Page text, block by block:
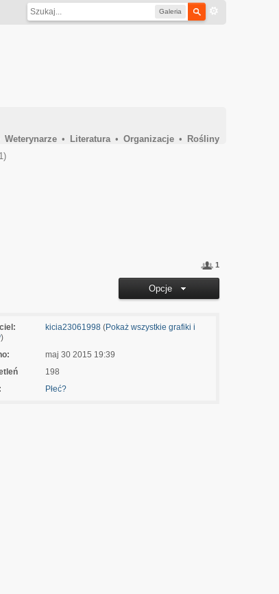
Galeria
Weterynarze • Literatura • Organizacje •
Rośliny
1
Opcje
kicia23061998(Pokaż wszystkie grafiki i
)
maj 30 2015 19:39
198
Płeć?